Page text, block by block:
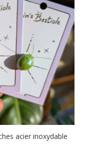
acier inoxydable